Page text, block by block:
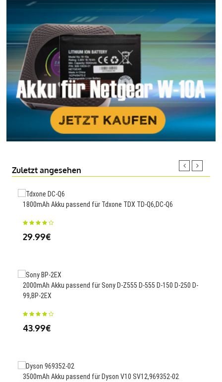
Zuletzt angesehen
1800mAh Akku passend für Tdxone TDX TD-Q6,DC-Q6
29.99€
2000mAh Akku passend für Sony D-Z555 D-555 D-150 D-250 D-
99,BP-2EX
43.99€
3500mAh Akku passend für Dyson V10 SV12,969352-02